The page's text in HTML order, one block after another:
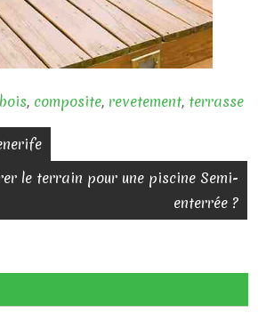
bois, composite, revetement, terrasse
le terrain pour une piscine Semi-
enterrée ?